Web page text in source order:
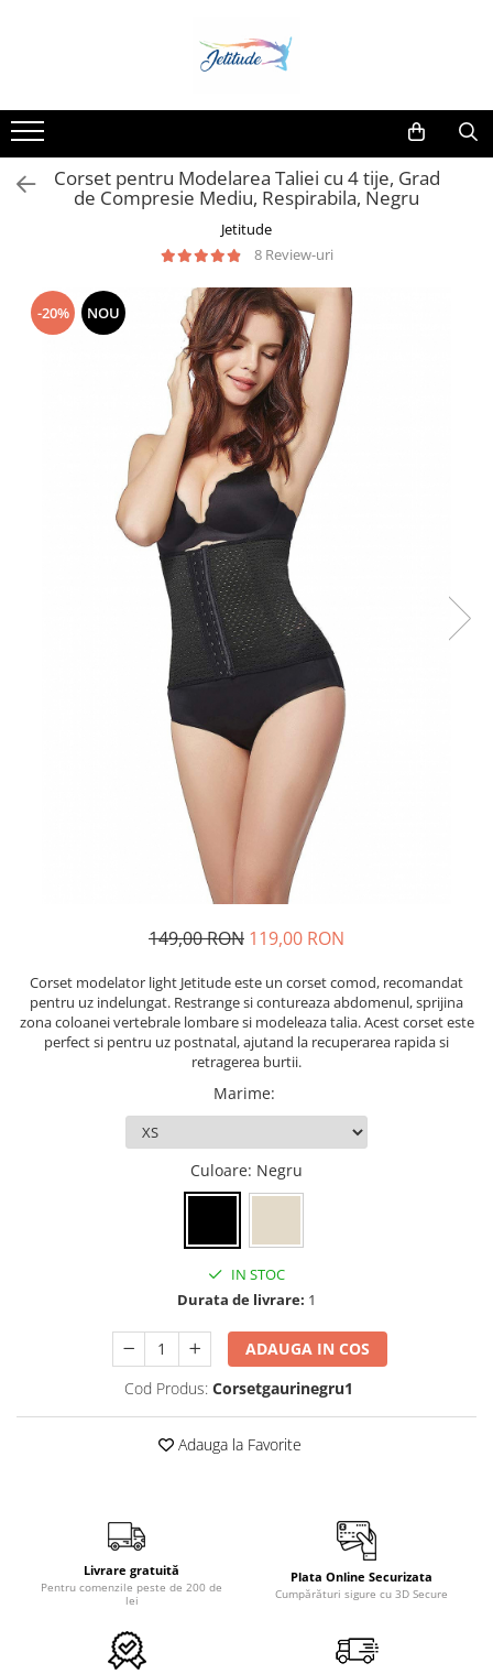
Corset pentru Modelarea Taliei cu 4 tije, Grad
de Compresie Mediu, Respirabila, Negru
Jetitude
8 Review-uri
-20% NOU
149,00 RON 119,00 RON
Corset modelator light Jetitude este un corset comod, recomandat
pentru uz indelungat. Restrange si contureaza abdomenul, sprijina
zona coloanei vertebrale lombare si modeleaza talia. Acest corset este
perfect si pentru uz postnatal, ajutand la recuperarea rapida si
retragerea burtii.
Marime:
Culoare: Negru
IN STOC
Durata de livrare: 1
ADAUGA IN COS
Cod Produs: Corsetgaurinegru1
Adauga la Favorite
Livrare gratuită
Pentru comenzile peste de 200 de
lei
Plata Online Securizata
Cumpărături sigure cu 3D Secure